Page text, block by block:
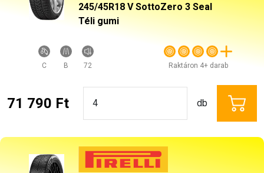
245/45R18 V SottoZero 3 Seal
Téli gumi
C B 72 Raktáron 4+ darab
71 790 Ft db